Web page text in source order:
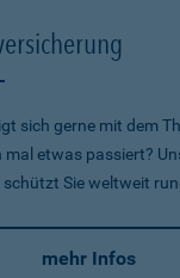
sich gerne mit dem
etwas passiert?
Sie weltweit
mehr Infos